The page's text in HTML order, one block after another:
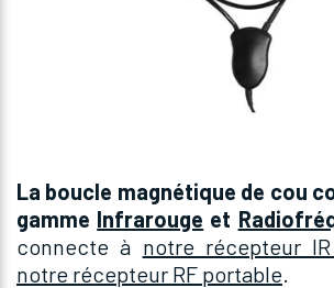
La boucle magnétique de cou
gamme Infrarouge et
connecte à notre récepteur
notre récepteur RF portable